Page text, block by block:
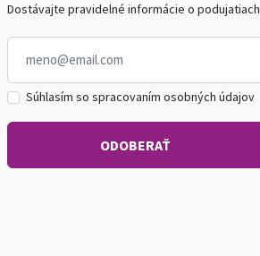
Dostávajte pravidelné informácie o podujatiach
Súhlasím so spracovaním osobných údajov